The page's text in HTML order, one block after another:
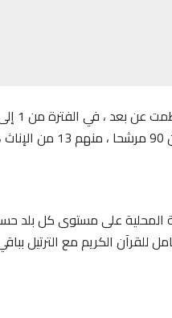
المحلية على مستوى كل بلد
للقرآن الكريم مع الترتيل